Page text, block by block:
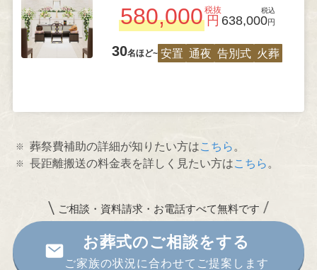
580,000税抜
円
税込
638,000円
30名ほど~ 安置 通夜 告別式 火葬
葬祭費補助の詳細が知りたい方はこちら 。
長距離搬送の料金表を詳しく見たい方はこちら 。
ご相談・資料請求・お電話すべて無料です
お葬式のご相談をする
ご家族の状況に合わせてご提案します